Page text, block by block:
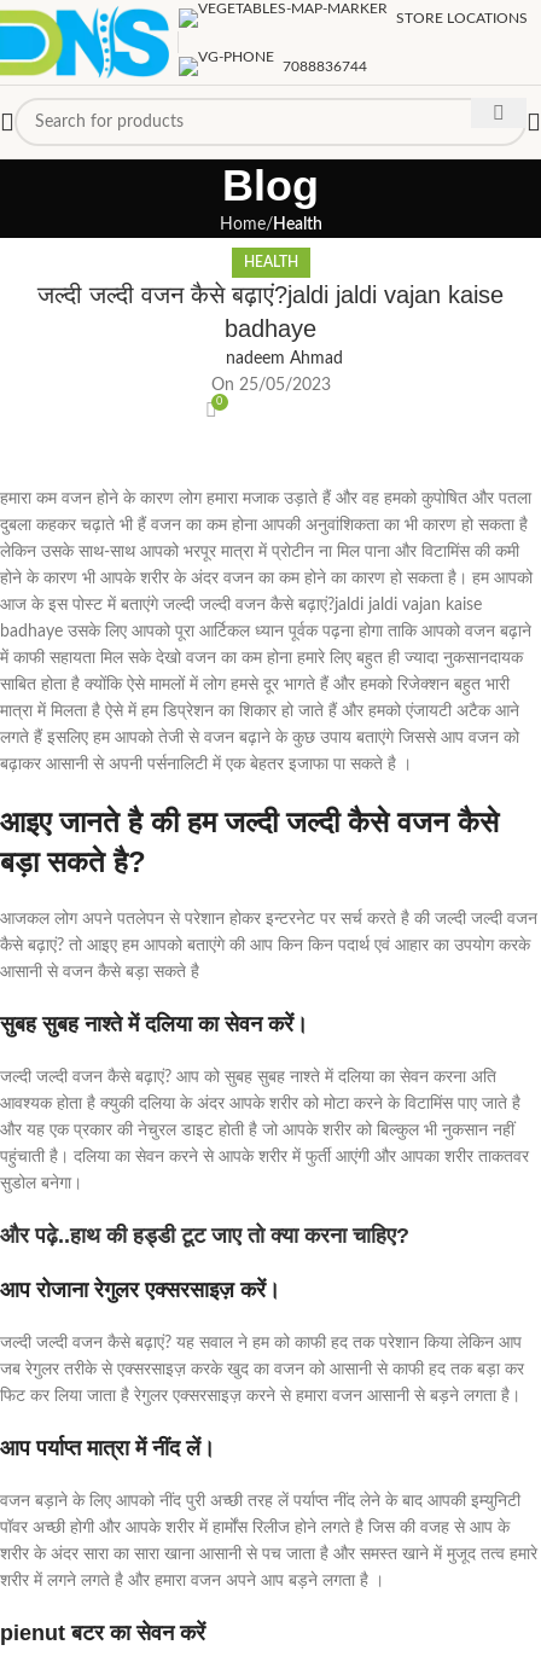
STORE LOCATIONS
7088836744
Blog
Home Health
HEALTH
जल्दी जल्दी वजन कैसे बढ़ाएं?jaldi jaldi vajan kaise
badhaye
nadeem Ahmad
On 25/05/2023
0
हमारा कम वजन होने के कारण लोग हमारा मजाक उड़ाते हैं और वह हमको कुपोषित और पतला
दुबला कहकर चढ़ाते भी हैं वजन का कम होना आपकी अनुवांशिकता का भी कारण हो सकता है
लेकिन उसके साथ-साथ आपको भरपूर मात्रा में प्रोटीन ना मिल पाना और विटामिंस की कमी
होने के कारण भी आपके शरीर के अंदर वजन का कम होने का कारण हो सकता है। हम आपको
आज के इस पोस्ट में बताएंगे जल्दी जल्दी वजन कैसे बढ़ाएं?jaldi jaldi vajan kaise
badhaye उसके लिए आपको पूरा आर्टिकल ध्यान पूर्वक पढ़ना होगा ताकि आपको वजन बढ़ाने
में काफी सहायता मिल सके देखो वजन का कम होना हमारे लिए बहुत ही ज्यादा नुकसानदायक
साबित होता है क्योंकि ऐसे मामलों में लोग हमसे दूर भागते हैं और हमको रिजेक्शन बहुत भारी
मात्रा में मिलता है ऐसे में हम डिप्रेशन का शिकार हो जाते हैं और हमको एंजायटी अटैक आने
लगते हैं इसलिए हम आपको तेजी से वजन बढ़ाने के कुछ उपाय बताएंगे जिससे आप वजन को
बढ़ाकर आसानी से अपनी पर्सनालिटी में एक बेहतर इजाफा पा सकते है ।
आइए जानते है की हम जल्दी जल्दी कैसे वजन कैसे
बड़ा सकते है?
आजकल लोग अपने पतलेपन से परेशान होकर इन्टरनेट पर सर्च करते है की जल्दी जल्दी वजन
कैसे बढ़ाएं? तो आइए हम आपको बताएंगे की आप किन किन पदार्थ एवं आहार का उपयोग करके
आसानी से वजन कैसे बड़ा सकते है
सुबह सुबह नाश्ते में दलिया का सेवन करें।
जल्दी जल्दी वजन कैसे बढ़ाएं? आप को सुबह सुबह नाश्ते में दलिया का सेवन करना अति
आवश्यक होता है क्युकी दलिया के अंदर आपके शरीर को मोटा करने के विटामिंस पाए जाते है
और यह एक प्रकार की नेचुरल डाइट होती है जो आपके शरीर को बिल्कुल भी नुकसान नहीं
पहुंचाती है। दलिया का सेवन करने से आपके शरीर में फुर्ती आएंगी और आपका शरीर ताकतवर
सुडोल बनेगा।
और पढ़े..हाथ की हड्डी टूट जाए तो क्या करना चाहिए?
आप रोजाना रेगुलर एक्सरसाइज़ करें।
जल्दी जल्दी वजन कैसे बढ़ाएं? यह सवाल ने हम को काफी हद तक परेशान किया लेकिन आप
जब रेगुलर तरीके से एक्सरसाइज़ करके खुद का वजन को आसानी से काफी हद तक बड़ा कर
फिट कर लिया जाता है रेगुलर एक्सरसाइज़ करने से हमारा वजन आसानी से बड़ने लगता है।
आप पर्याप्त मात्रा में नींद लें।
वजन बड़ाने के लिए आपको नींद पुरी अच्छी तरह लें पर्याप्त नींद लेने के बाद आपकी इम्युनिटी
पॉवर अच्छी होगी और आपके शरीर में हार्मोंस रिलीज होने लगते है जिस की वजह से आप के
शरीर के अंदर सारा का सारा खाना आसानी से पच जाता है और समस्त खाने में मुजूद तत्व हमारे
शरीर में लगने लगते है और हमारा वजन अपने आप बड़ने लगता है ।
pienut बटर कासेवन करें